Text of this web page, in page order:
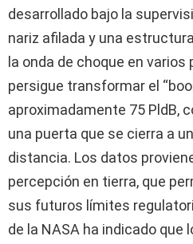
desarrollado bajo la
nariz afilada y una
la onda de choque en
persigue transformar el
aproximadamente 75 PldB,
una puerta que se cierra a
distancia. Los datos
percepción en tierra, que
sus futuros límites
de la NASA ha indicado que